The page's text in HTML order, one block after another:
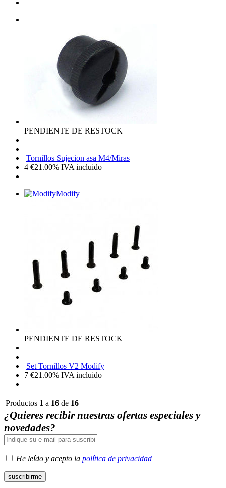
PENDIENTE DE RESTOCK
Tornillos Sujecion asa M4/Miras
4 €21.00% IVA incluido
Modify
PENDIENTE DE RESTOCK
Set Tornillos V2 Modify
7 €21.00% IVA incluido
Productos 1 a 16 de 16
¿Quieres recibir nuestras ofertas especiales y
novedades?
He leído y acepto la política de privacidad